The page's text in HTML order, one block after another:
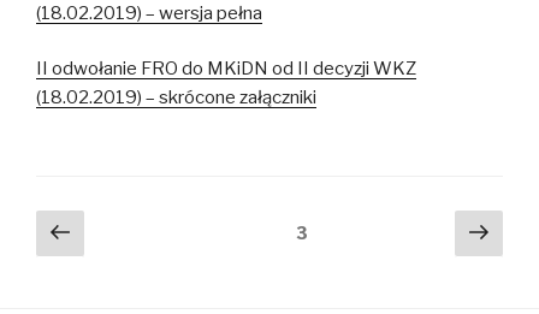
(18.02.2019) – wersja pełna
II odwołanie FRO do MKiDN od II decyzji WKZ
(18.02.2019) – skrócone załączniki
Stronicowanie
wpisów
Poprzednia
strona
Strona3